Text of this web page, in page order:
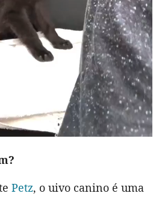
Petz, o uivo canino é uma